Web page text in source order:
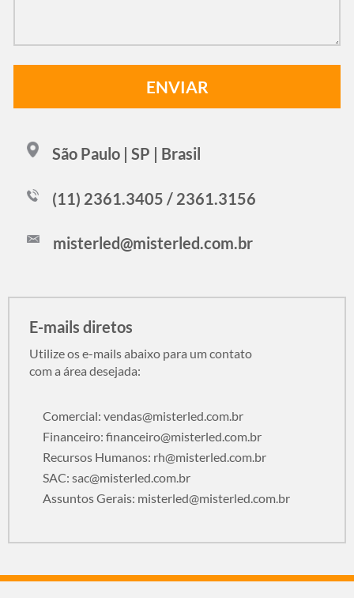
São Paulo | SP | Brasil
(11) 2361.3405 / 2361.3156
misterled@misterled.com.br
E-mails diretos
Utilize os e-mails abaixo para um contato
com a área desejada:
Comercial: vendas@misterled.com.br
Financeiro: financeiro@misterled.com.br
Recursos Humanos: rh@misterled.com.br
SAC: sac@misterled.com.br
Assuntos Gerais: misterled@misterled.com.br